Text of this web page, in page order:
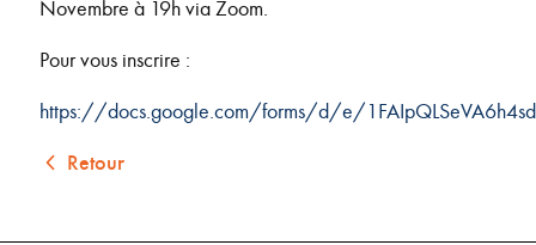
Novembre à 19h via Zoom.
Pour vous inscrire :
https://docs.google.com/forms/d/e/
Retour